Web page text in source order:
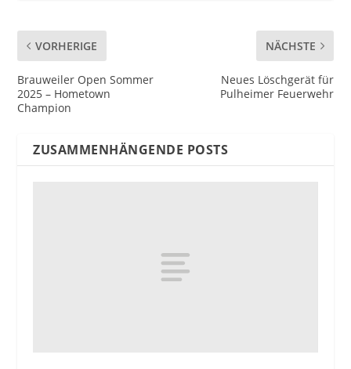
VORHERIGE
Brauweiler Open Sommer
2025 – Hometown
Champion
NÄCHSTE
Neues Löschgerät für
Pulheimer Feuerwehr
ZUSAMMENHÄNGENDE POSTS